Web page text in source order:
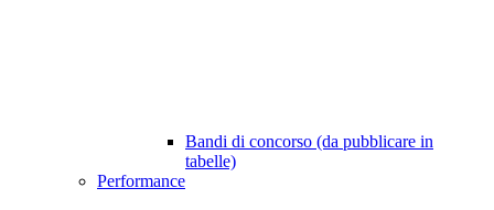
Bandi di concorso (da pubblicare in
tabelle)
Performance